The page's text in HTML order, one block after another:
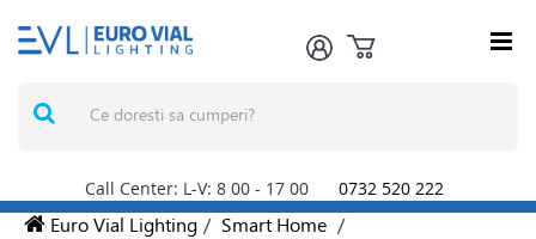
Call Center: L-V: 8 00 - 17 00 0732 520 222
Euro Vial Lighting / Smart Home /